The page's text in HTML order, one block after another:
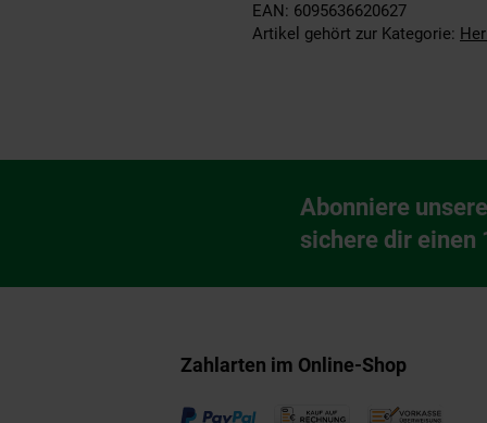
EAN: 6095636620627
Artikel gehört zur Kategorie:
Newsletter
Abonniere
sichere dir einen
Zahlarten im Online-Shop